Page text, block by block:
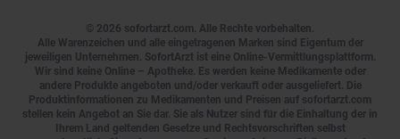
© 2026 sofortarzt.com. Alle Rechte vorbehalten.
Alle Warenzeichen und alle eingetragenen Marken sind Eigentum der
jeweiligen Unternehmen. SofortArzt ist eine Online-Vermittlungsplattform.
Wir sind keine Online – Apotheke. Es werden keine Medikamente oder
andere Produkte angeboten und/oder verkauft oder ausgeliefert. Die
Produktinformationen zu Medikamenten und Preisen auf sofortarzt.com
stellen kein Angebot an Sie dar. Sie als Nutzer sind für die Einhaltung der in
Ihrem Land geltenden Gesetze und Rechtsvorschriften selbst